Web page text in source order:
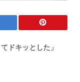
ドキッとした」